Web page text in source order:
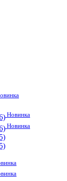
Новинка
Новинка